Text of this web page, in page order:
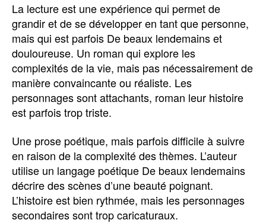
La lecture est une expérience qui permet de
grandir et de se développer en tant que personne,
mais qui est parfois De beaux lendemains et
douloureuse. Un roman qui explore les
complexités de la vie, mais pas nécessairement de
manière convaincante ou réaliste. Les
personnages sont attachants, roman leur histoire
est parfois trop triste.
Une prose poétique, mais parfois difficile à suivre
en raison de la complexité des thèmes. L’auteur
utilise un langage poétique De beaux lendemains
décrire des scènes d’une beauté poignant.
L’histoire est bien rythmée, mais les personnages
secondaires sont trop caricaturaux.